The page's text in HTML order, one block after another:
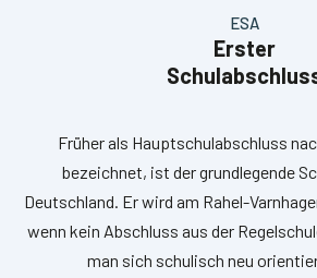
ESA
Erster
Früher als Hauptschulabschluss
bezeichnet, ist der grundlegende
Deutschland. Er wird am Rahel-
wenn kein Abschluss aus der
man sich schulisch neu